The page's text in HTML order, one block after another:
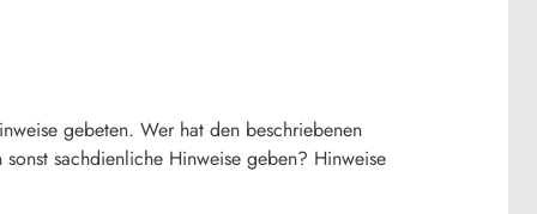
gebeten. Wer hat den beschriebenen
sachdienliche Hinweise geben? Hinweise